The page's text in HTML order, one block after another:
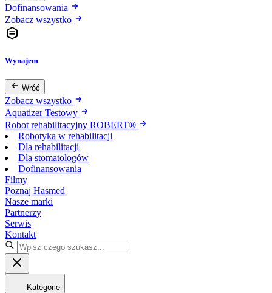
Dofinansowania
Zobacz wszystko
Wynajem
Wróć
Zobacz wszystko
Aquatizer Testowy
Robot rehabilitacyjny ROBERT®
Robotyka w rehabilitacji
Dla rehabilitacji
Dla stomatologów
Dofinansowania
Filmy
Poznaj Hasmed
Nasze marki
Partnerzy
Serwis
Kontakt
Kategorie